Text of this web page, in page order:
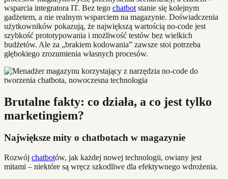
wsparcia integratora IT. Bez tego chatbot stanie się kolejnym
gadżetem, a nie realnym wsparciem na magazynie. Doświadczenia
użytkowników pokazują, że największą wartością no-code jest
szybkość prototypowania i możliwość testów bez wielkich
budżetów. Ale za „brakiem kodowania” zawsze stoi potrzeba
głębokiego zrozumienia własnych procesów.
Brutalne fakty: co działa, a co jest tylko
marketingiem?
Największe mity o chatbotach w magazynie
Rozwój chatbotów, jak każdej nowej technologii, owiany jest
mitami – niektóre są wręcz szkodliwe dla efektywnego wdrożenia.